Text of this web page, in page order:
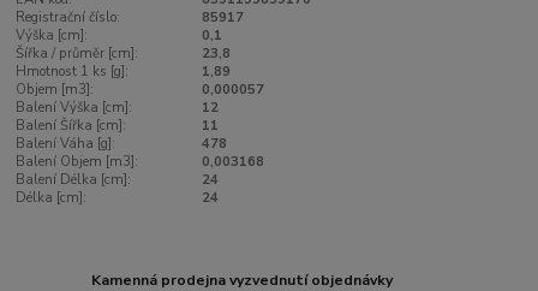
Registrační číslo:
85917
Výška [cm]:
0,1
Šířka / průměr [cm]:
23,8
Hmotnost 1 ks [g]:
1,89
Objem [m3]:
0,000057
Balení Výška [cm]:
12
Balení Šířka [cm]:
11
Balení Váha [g]:
478
Balení Objem [m3]:
0,003168
Balení Délka [cm]:
24
Délka [cm]:
24
Kamenná prodejna vyzvednutí objednávky